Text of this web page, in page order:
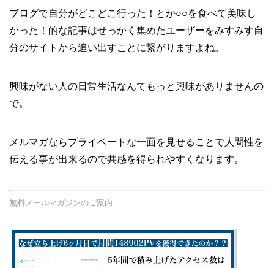
ブログで自分がどこどこ行った！とか○○を食べて美味し
かった！的な記事はせっかく集めたユーザーをみすみす自
分のサイトから追い出すことに繋がりますよね。
興味がない人の日常生活なんてもっと興味がありませんの
で。
メルマガならプライベートな一面を見せることで人間性を
伝える事が出来るので共感を得られやすくなります。
無料メールマガジンのご案内